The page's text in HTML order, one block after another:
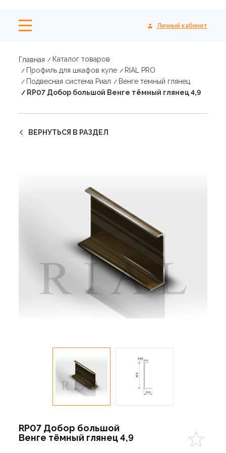
Личный кабинет
Главная
Каталог товаров
Профиль для шкафов купе
RIAL PRO
Подвесная система Риал
Венге темный глянец
RP07 Добор большой Венге тёмный глянец 4,9
ВЕРНУТЬСЯ В РАЗДЕЛ
RP07 Добор большой
Венге тёмный глянец 4,9